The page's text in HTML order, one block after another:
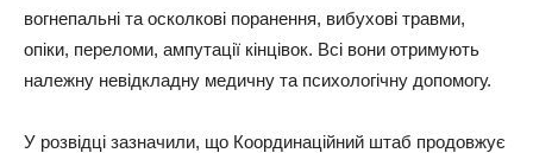
вогнепальні та осколкові поранення, вибухові травми,
опіки, переломи, ампутації кінцівок. Всі вони отримують
належну невідкладну медичну та психологічну допомогу.
У розвідці зазначили, що Координаційний штаб продовжує